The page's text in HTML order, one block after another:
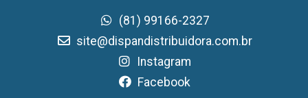
(81) 99166-2327
site@dispandistribuidora.com.br
Instagram
Facebook